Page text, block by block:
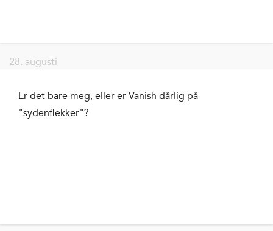
28. augusti
Er det bare meg, eller er Vanish dårlig på
"sydenflekker"?